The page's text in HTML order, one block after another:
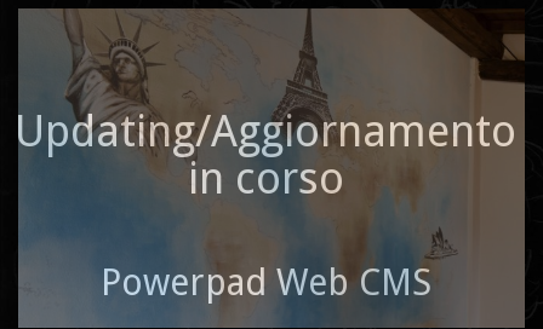
Updating/Aggiornamento
in corso
Powerpad Web CMS